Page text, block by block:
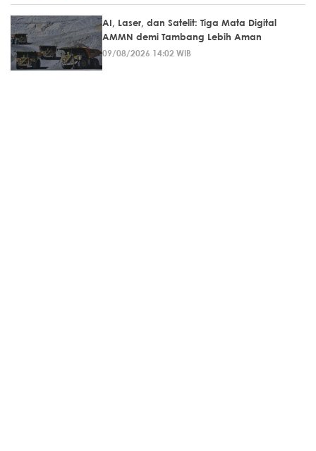
AI, Laser, dan Satelit: Tiga Mata Digital
AMMN demi Tambang Lebih Aman
09/08/2026 14:02 WIB